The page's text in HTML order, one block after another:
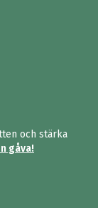
och stärka
gåva!